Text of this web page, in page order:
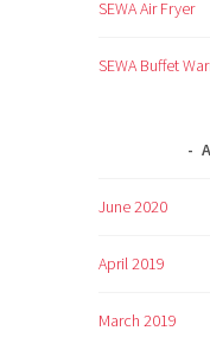
SEWA Air Fryer
SEWA Buffet
June 2020
April 2019
March 2019